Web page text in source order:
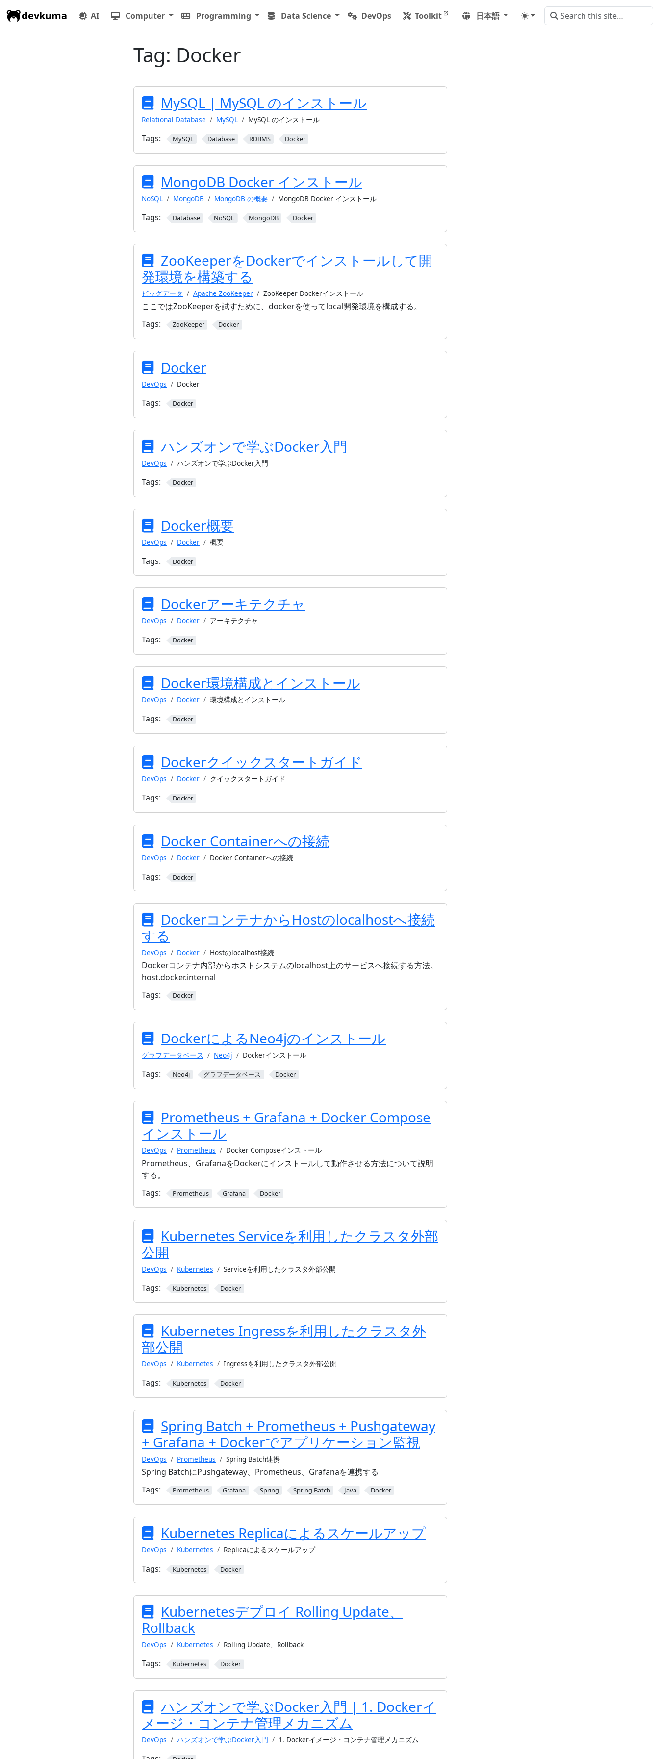
devkuma AI Computer Programming Data Science DevOps Toolkit 日本語
Tag: Docker
MySQL | MySQL のインストール
Relational Database MySQL MySQL のインストール
Tags: MySQL Database RDBMS Docker
MongoDB Docker インストール
NoSQL MongoDB MongoDB の概要 MongoDB Docker インストール
Tags: Database NoSQL MongoDB Docker
ZooKeeperをDockerでインストールして開
発環境を構築する
ビッグデータ Apache ZooKeeper ZooKeeper Dockerインストール
ここではZooKeeperを試すために、dockerを使ってlocal開発環境を構成する。
Tags:
ZooKeeper Docker
Docker
DevOps Docker
Tags: Docker
ハンズオンで学ぶDocker入門
DevOps ハンズオンで学ぶDocker入門
Tags: Docker
Docker概要
DevOps Docker 概要
Tags: Docker
Dockerアーキテクチャ
DevOps Docker アーキテクチャ
Tags: Docker
Docker環境構成とインストール
DevOps Docker 環境構成とインストール
Tags: Docker
Dockerクイックスタートガイド
DevOps Docker クイックスタートガイド
Tags: Docker
Docker Containerへの接続
DevOps Docker Docker Containerへの接続
Tags: Docker
DockerコンテナからHostのlocalhostへ接続
する
DevOps Docker Hostのlocalhost接続
Dockerコンテナ内部からホストシステムのlocalhost上のサービスへ接続する方法。
host.docker.internal
Tags:
Docker
DockerによるNeo4jのインストール
グラフデータベース Neo4j Dockerインストール
Tags: Neo4j グラフデータベース Docker
Prometheus + Grafana + Docker Compose
インストール
DevOps Prometheus Docker Composeインストール
Prometheus、GrafanaをDockerにインストールして動作させる方法について説明
する。
Tags:
Prometheus Grafana Docker
Kubernetes Serviceを利用したクラスタ外部
公開
DevOps Kubernetes Serviceを利用したクラスタ外部公開
Tags: Kubernetes Docker
Kubernetes Ingressを利用したクラスタ外
部公開
DevOps Kubernetes Ingressを利用したクラスタ外部公開
Tags: Kubernetes Docker
Spring Batch + Prometheus + Pushgateway
+ Grafana + Dockerでアプリケーション監視
DevOps Prometheus Spring Batch連携
Spring BatchにPushgateway、Prometheus、Grafanaを連携する
Tags:
Prometheus Grafana Spring Spring Batch Java Docker
Kubernetes Replicaによるスケールアップ
DevOps Kubernetes Replicaによるスケールアップ
Tags: Kubernetes Docker
Kubernetesデプロイ Rolling Update、
Rollback
DevOps Kubernetes Rolling Update、Rollback
Tags: Kubernetes Docker
ハンズオンで学ぶDocker入門 | 1. Dockerイ
メージ・コンテナ管理メカニズム
DevOps ハンズオンで学ぶDocker入門 1. Dockerイメージ・コンテナ管理メカニズム